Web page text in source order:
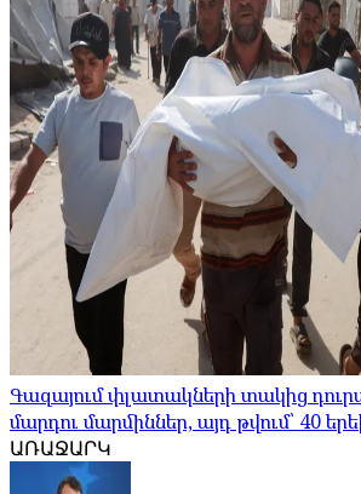
Գազայում փլատակների տակից դուրս
մարդու մարմիններ, այդ թվում՝ 40
ԱՌԱՋԱՐԿ